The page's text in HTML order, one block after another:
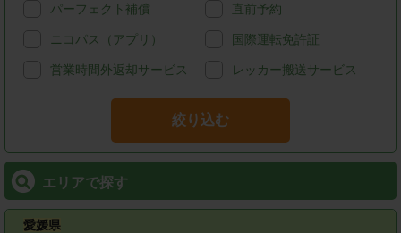
パーフェクト補償 直前予約
ニコパス（アプリ） 国際運転免許証
営業時間外返却サービス レッカー搬送サービス
絞り込む
エリアで探す
愛媛県